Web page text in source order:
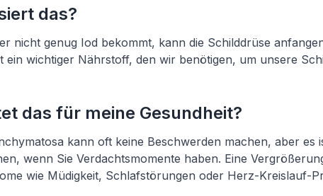
das?
nicht genug Iod bekommt, kann die Schilddrüse
ein wichtiger Nährstoff, den wir benötigen, um unsere
das für meine Gesundheit?
kann oft keine Beschwerden machen, aber es
wenn Sie Verdachtsmomente haben. Eine
wie Müdigkeit, Schlafstörungen oder Herz-Kreislauf-